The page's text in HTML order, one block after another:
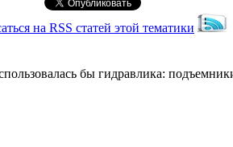
на RSS статей этой тематики
бы гидравлика: